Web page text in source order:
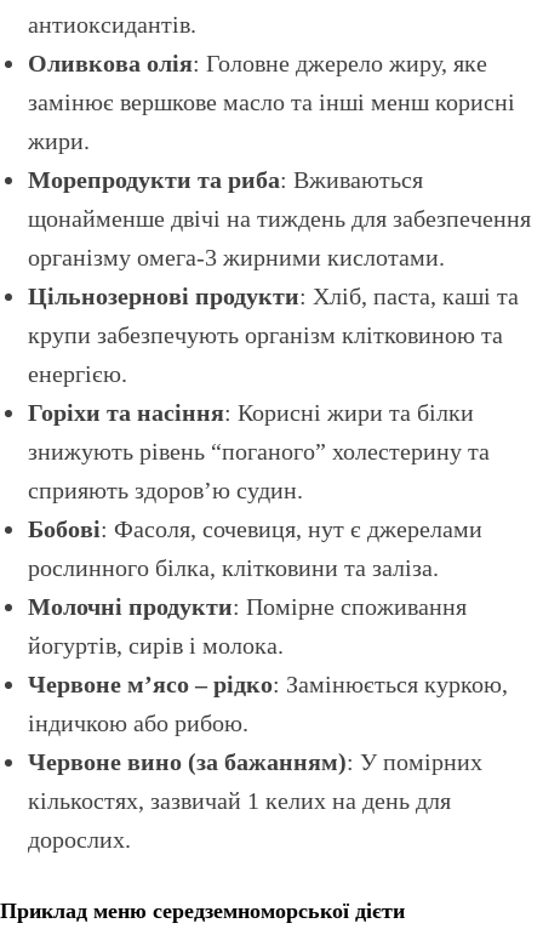
антиоксидантів.
Оливкова олія: Головне джерело жиру, яке
замінює вершкове масло та інші менш корисні
жири.
Морепродукти та риба: Вживаються
щонайменше двічі на тиждень для забезпечення
організму омега-3 жирними кислотами.
Цільнозернові продукти: Хліб, паста, каші та
крупи забезпечують організм клітковиною та
енергією.
Горіхи та насіння: Корисні жири та білки
знижують рівень “поганого” холестерину та
сприяють здоров’ю судин.
Бобові: Фасоля, сочевиця, нут є джерелами
рослинного білка, клітковини та заліза.
Молочні продукти: Помірне споживання
йогуртів, сирів і молока.
Червоне м’ясо – рідко: Замінюється куркою,
індичкою або рибою.
Червоне вино (за бажанням): У помірних
кількостях, зазвичай 1 келих на день для
дорослих.
Приклад меню середземноморської дієти